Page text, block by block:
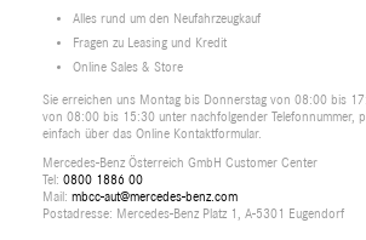
Alles rund um den Neufahrzeugkauf
Fragen zu Leasing und Kredit
Online Sales & Store
Sie erreichen uns Montag bis Donnerstag von 08:00 bis
von 08:00 bis 15:30 unter nachfolgender Telefonnummer,
einfach über das Online Kontaktformular.
Mercedes-Benz Österreich GmbH Customer Center
Tel: 0800 1886 00
Mail: mbcc-aut@mercedes-benz.com
Postadresse: Mercedes-Benz Platz 1, A-5301 Eugendorf